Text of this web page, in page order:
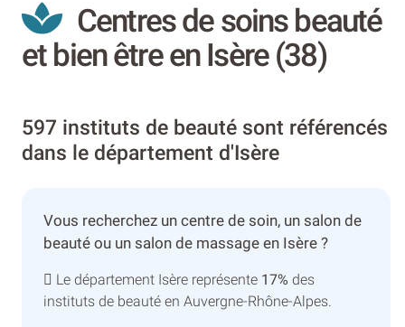
Centres de soins beauté
et bien être en Isère (38)
597 instituts de beauté sont référencés
dans le département d'Isère
Vous recherchez un centre de soin, un salon de
beauté ou un salon de massage en Isère ?
Le département Isère représente 17% des
instituts de beauté en Auvergne-Rhône-Alpes.